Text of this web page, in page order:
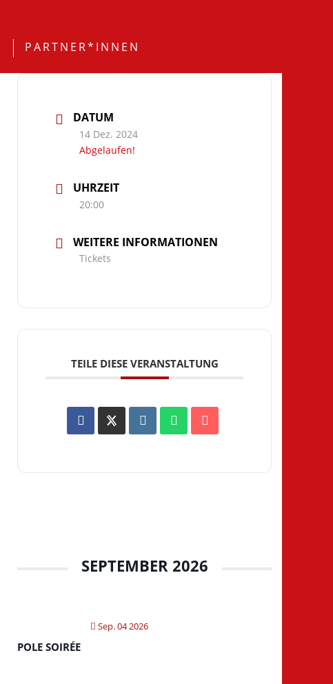
PARTNER*INNEN
DATUM
14 Dez. 2024
Abgelaufen!
UHRZEIT
20:00
WEITERE INFORMATIONEN
Tickets
TEILE DIESE VERANSTALTUNG
SEPTEMBER 2026
Sep. 04 2026
POLE SOIRÉE